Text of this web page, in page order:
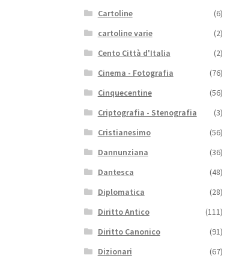
Cartoline
(6)
cartoline varie
(2)
Cento Città d'Italia
(2)
Cinema - Fotografia
(76)
Cinquecentine
(56)
Criptografia - Stenografia
(3)
Cristianesimo
(56)
Dannunziana
(36)
Dantesca
(48)
Diplomatica
(28)
Diritto Antico
(111)
Diritto Canonico
(91)
Dizionari
(67)